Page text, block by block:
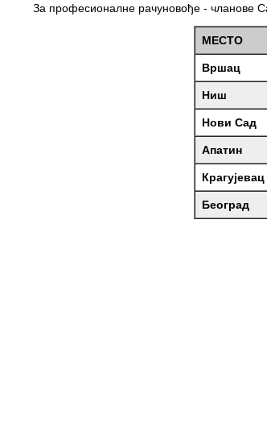
За професионалне рачуновође - чланове
МЕСТО
Вршац
Ниш
Нови Сад
Апатин
Крагујевац
Београд